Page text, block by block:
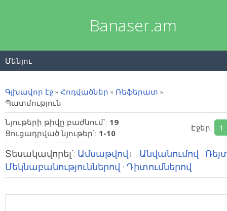
Banaser.am
Մենյու
Գլխավոր էջ » Հոդվածներ » Ռեֆերատ »
Պատմություն
Նյութերի թիվը բաժնում՝: 19
Ցուցադրված նյութեր՝: 1-10
Էջեր: 1
Տեսակավորել՝: Ամսաթվով · Անվանումով ·
Մեկնաբանություններով · Դիտումներով